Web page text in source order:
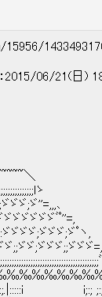
2015/06/21(日)
＼
ゝ
ゞ;ゞ''=,,,､
ゞゞゞゞﾞﾟ''=,
ゞゞ;ゞゞゞ;ゞﾟヽ,
ゞゞ;ゞゞゞ;;ゞゞゞ=,
;:;.|:::::i i;:;